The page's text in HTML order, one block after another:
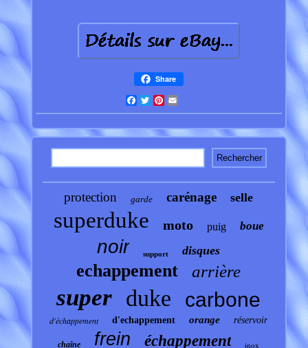
Share
Facebook
TwitterPinterest
protection garde carénage selle
superduke moto puig boue
noir support disques
echappement arrière
super duke carbone
d'échappement d'echappement orange réservoir
chaîne frein échappement inox